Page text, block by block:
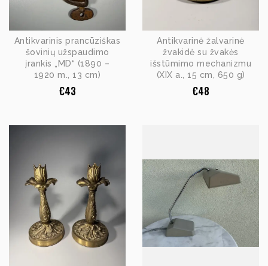
Antikvarinis prancūziškas
šovinių užspaudimo
įrankis „MD“ (1890 –
1920 m., 13 cm)
€43
Antikvarinė žalvarinė
žvakidė su žvakės
išstūmimo mechanizmu
(XIX a., 15 cm, 650 g)
€48